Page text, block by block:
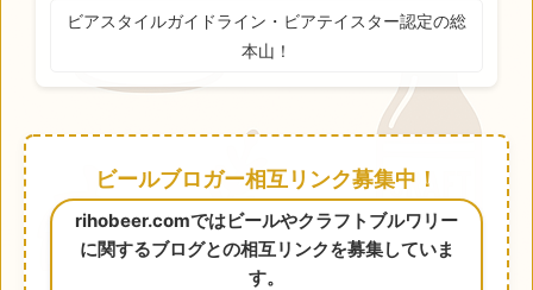
ビアスタイルガイドライン・ビアテイスター認定の総
本山！
ビールブロガー相互リンク募集中！
rihobeer.comではビールやクラフトブルワリー
に関するブログとの相互リンクを募集していま
す。